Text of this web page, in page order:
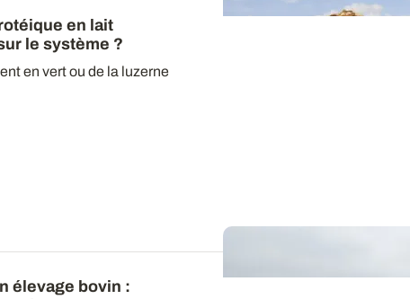
en lait
le système ?
en vert ou de la luzerne
élevage bovin :